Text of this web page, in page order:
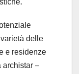
delle
e residenze
archistar –